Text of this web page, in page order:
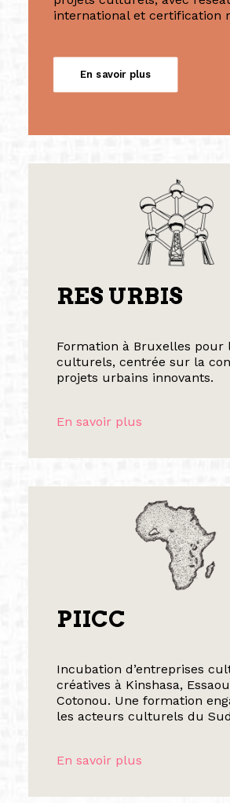
international et certification
En savoir plus
RES URBIS
Formation à Bruxelles pour
culturels, centrée sur la
projets urbains innovants.
En savoir plus
PIICC
Incubation d’entreprises
créatives à Kinshasa,
Cotonou. Une formation
les acteurs culturels du
En savoir plus